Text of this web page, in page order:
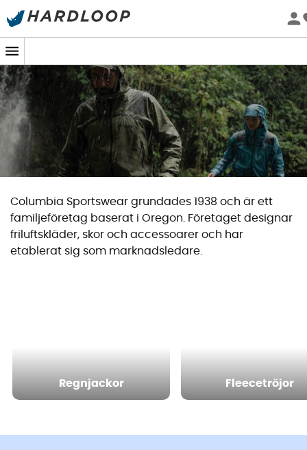
Sommarerbjudanden 🔥 -5 % EXTRA vid köp av 2 produkter*
Columbia Sportswear grundades 1938 och är ett
familjeföretag baserat i Oregon. Företaget designar
friluftskläder, skor och accessoarer och har
etablerat sig som marknadsledare.
Regnjackor Fleecetröjor